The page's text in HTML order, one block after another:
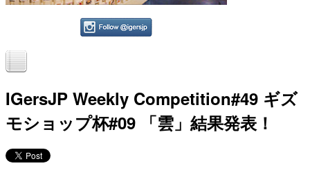
IGersJP Weekly Competition#49 ギズ
モショップ杯#09 「雲」結果発表！